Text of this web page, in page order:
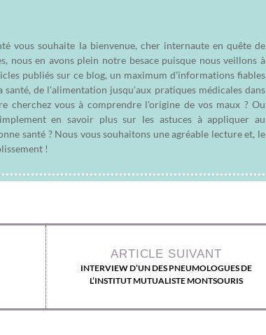
vous souhaite la bienvenue, cher internaute en quête de
nous en avons plein notre besace puisque nous veillons à
publiés sur ce blog, un maximum d'informations fiables
santé, de l'alimentation jusqu'aux pratiques médicales dans
cherchez vous à comprendre l'origine de vos maux ? Ou
en savoir plus sur les astuces à appliquer au
santé ? Nous vous souhaitons une agréable lecture et, le
!
ARTICLE SUIVANT
INTERVIEW D’UN DES PNEUMOLOGUES DE
L’INSTITUT MUTUALISTE MONTSOURIS